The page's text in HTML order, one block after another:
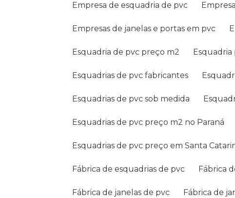
Empresa de esquadria de pvc
Empresas de janelas e portas em pvc
Esquadria de pvc preço m2
Esquadrias de pvc fabricantes
Esquadrias de pvc sob medida
Esquadrias de pvc preço m2 no Paraná
Esquadrias de pvc preço em Santa
Fábrica de esquadrias de pvc Fábrica
Fábrica de janelas de pvc Fábrica de